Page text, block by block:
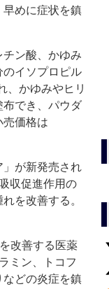
早めに症状を鎮
ン酸、かゆみ
イソプロピル
、かゆみやヒリ
布でき、パウダ
売価格は
が新発売され
収促進作用の
を改善する。
改善する医薬
ミン、トコフ
などの炎症を鎮